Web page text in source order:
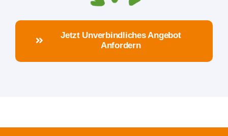
Jetzt Unverbindliches Angebot
Anfordern